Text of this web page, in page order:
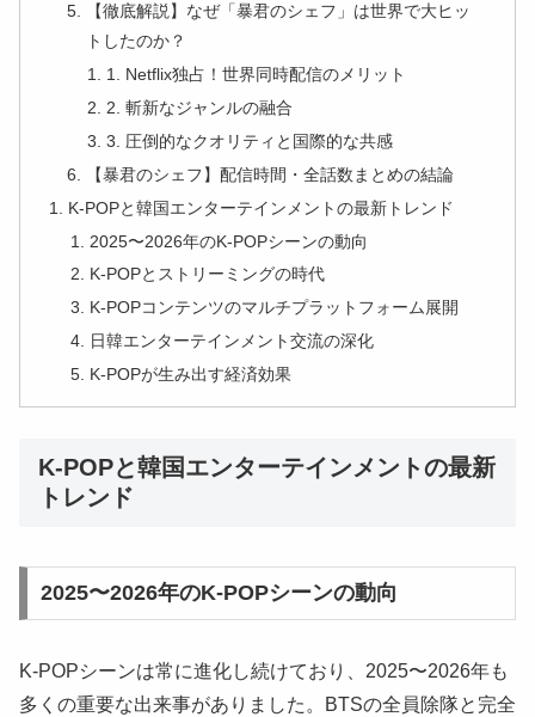
【徹底解説】なぜ「暴君のシェフ」は世界で大ヒッ
トしたのか？
1. Netflix独占！世界同時配信のメリット
2. 斬新なジャンルの融合
3. 圧倒的なクオリティと国際的な共感
【暴君のシェフ】配信時間・全話数まとめの結論
K-POPと韓国エンターテインメントの最新トレンド
2025〜2026年のK-POPシーンの動向
K-POPとストリーミングの時代
K-POPコンテンツのマルチプラットフォーム展開
日韓エンターテインメント交流の深化
K-POPが生み出す経済効果
K-POPと韓国エンターテインメントの最新
トレンド
2025〜2026年のK-POPシーンの動向
K-POPシーンは常に進化し続けており、2025〜2026年も
多くの重要な出来事がありました。BTSの全員除隊と完全